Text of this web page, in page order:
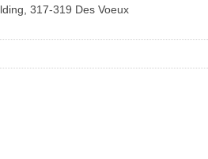
317-319 Des Voeux